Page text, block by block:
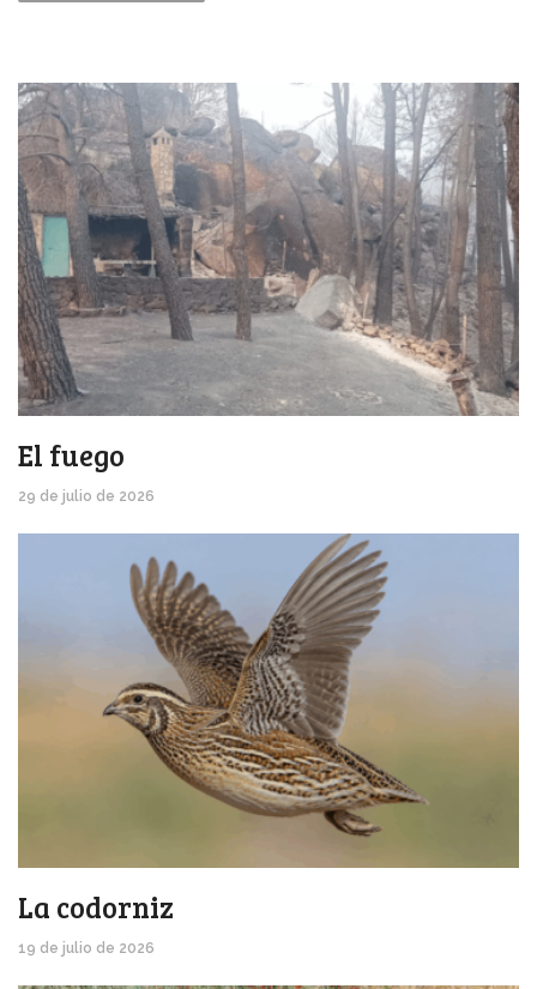
El fuego
29 de julio de 2026
La codorniz
19 de julio de 2026